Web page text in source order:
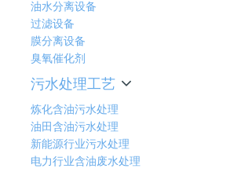
油水分离设备
过滤设备
膜分离设备
臭氧催化剂
污水处理工艺
炼化含油污水处理
油田含油污水处理
新能源行业污水处理
电力行业含油废水处理